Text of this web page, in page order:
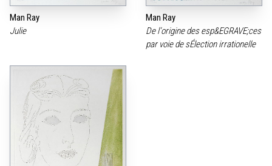
Man Ray
Julie
Man Ray
De l‘origine des esp&EGRAVE;ces
par voie de sÉlection irrationelle